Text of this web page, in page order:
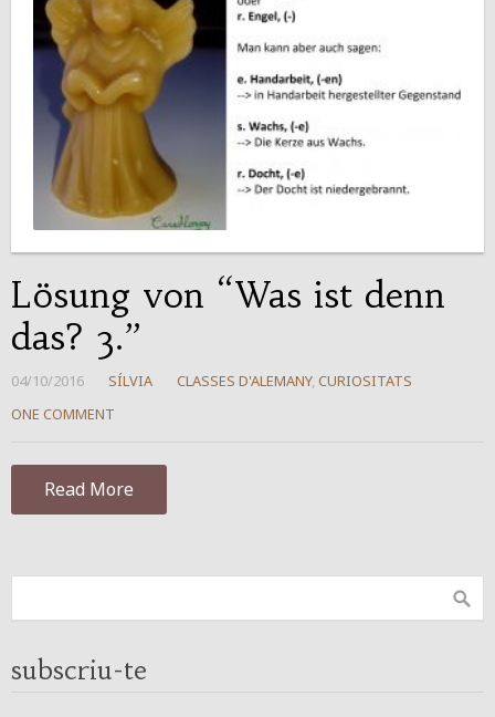
Lösung von “Was ist denn
das? 3.”
04/10/2016 SÍLVIA CLASSES D'ALEMANY, CURIOSITATS
ONE COMMENT
Read More
subscriu-te